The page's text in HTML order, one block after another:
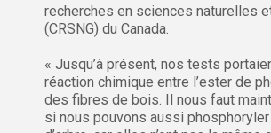
recherches en sciences naturelles
(CRSNG) du Canada.
« Jusqu’à présent, nos tests
réaction chimique entre l’ester de
des fibres de bois. Il nous faut
si nous pouvons aussi